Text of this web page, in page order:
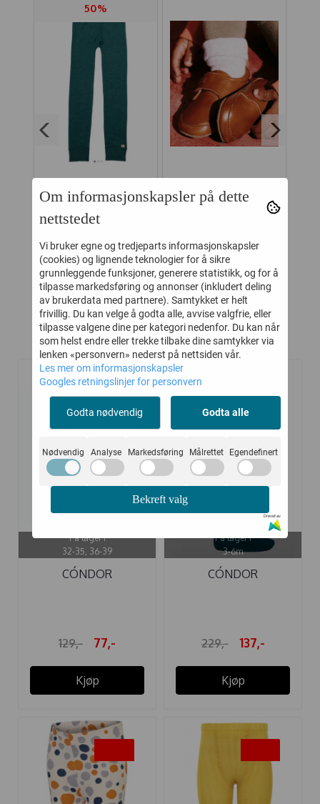
50%
COLOURFULL
PEACOCK MELANGE
Kjøp
SKINNTØFFEL
BORRELÅS COGNAC
Kjøp
Kunder kjøpte også
På lager i
32-35, 36-39
CÓNDOR
129,- 77,-
Kjøp
På lager i
3-6m
CÓNDOR
229,- 137,-
Kjøp
Om informasjonskapsler på dette
nettstedet
Vi bruker egne og tredjeparts informasjonskapsler
(cookies) og lignende teknologier for å sikre
grunnleggende funksjoner, generere statistikk, og for å
tilpasse markedsføring og annonser (inkludert deling
av brukerdata med partnere). Samtykket er helt
frivillig. Du kan velge å godta alle, avvise valgfrie, eller
tilpasse valgene dine per kategori nedenfor. Du kan når
som helst endre eller trekke tilbake dine samtykker via
lenken «personvern» nederst på nettsiden vår.
Les mer om informasjonskapsler
Googles retningslinjer for personvern
Godta nødvendig Godta alle
Nødvendig Analyse Markedsføring Målrettet Egendefinert
Bekreft valg
Drevet av